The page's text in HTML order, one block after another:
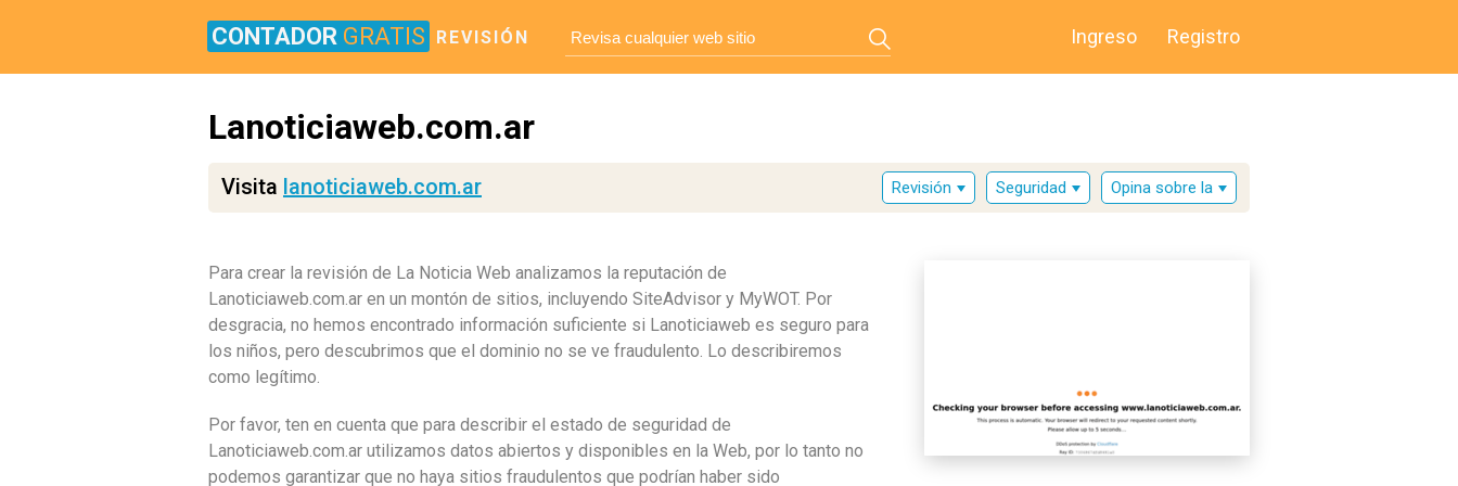
CONTADOR GRATIS REVISIÓN Ingreso Registro
Lanoticiaweb.com.ar
Visita lanoticiaweb.com.ar Revisión Seguridad Opina sobre la
Para crear la revisión de La Noticia Web analizamos la reputación de
Lanoticiaweb.com.ar en un montón de sitios, incluyendo SiteAdvisor y MyWOT. Por
desgracia, no hemos encontrado información suficiente si Lanoticiaweb es seguro para
los niños, pero descubrimos que el dominio no se ve fraudulento. Lo describiremos
como legítimo.
Por favor, ten en cuenta que para describir el estado de seguridad de
Lanoticiaweb.com.ar utilizamos datos abiertos y disponibles en la Web, por lo tanto no
podemos garantizar que no haya sitios fraudulentos que podrían haber sido